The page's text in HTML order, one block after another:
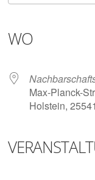
WO
Max-Planck-
Holstein, 25541